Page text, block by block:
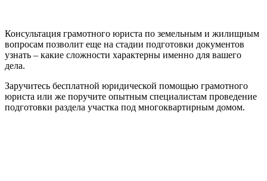
Консультация грамотного юриста по земельным и жилищным
вопросам позволит еще на стадии подготовки документов
узнать – какие сложности характерны именно для вашего
дела.
Заручитесь бесплатной юридической помощью грамотного
юриста или же поручите опытным специалистам проведение
подготовки раздела участка под многоквартирным домом.